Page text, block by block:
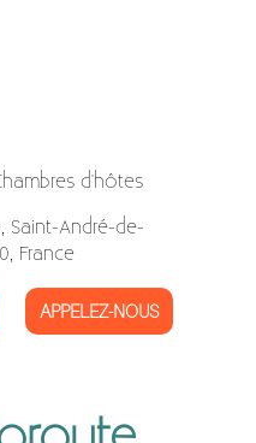
d'hôtes
Saint-André-de-
France
APPELEZ-NOUS